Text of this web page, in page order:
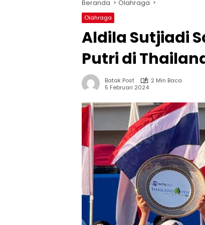
Beranda Olahraga
Olahraga
Aldila Sutjiadi
Putri di
Batak Post
2 Min Baca
5 Februari 2024